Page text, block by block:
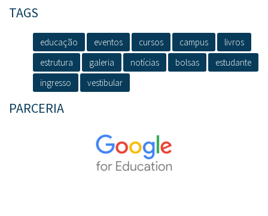
TAGS
educação eventos cursos campus
livros
estrutura
galeria notícias bolsas
estudante
ingresso
vestibular
PARCERIA